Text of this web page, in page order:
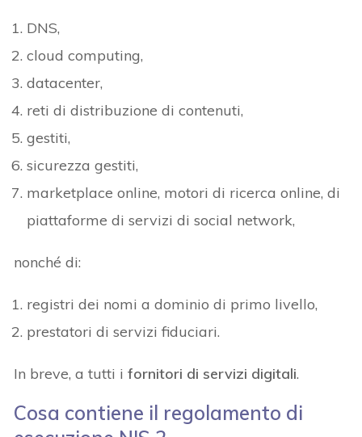
DNS,
cloud computing,
datacenter,
reti di distribuzione di contenuti,
gestiti,
sicurezza gestiti,
marketplace online, motori di ricerca online, di
piattaforme di servizi di social network,
nonché di:
registri dei nomi a dominio di primo livello,
prestatori di servizi fiduciari.
In breve, a tutti ifornitori di servizi digitali.
Cosa contiene il regolamento di